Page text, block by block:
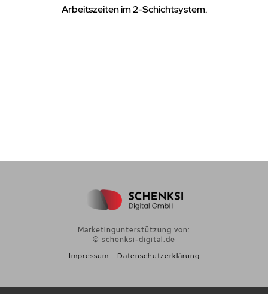
Arbeitszeiten im 2-Schichtsystem.
Marketingunterstützung von:
© schenksi-digital.de
Impressum - Datenschutzerklärung